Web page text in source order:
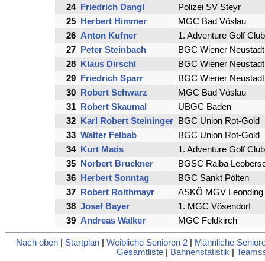
24
Friedrich Dangl
Polizei SV Steyr
25
Herbert Himmer
MGC Bad Vöslau
26 Anton Kufner
1. Adventure Golf
27
Peter Steinbach
BGC Wiener Neustadt
28
Klaus Dirschl
BGC Wiener Neustadt
29
Friedrich Sparr
BGC Wiener Neustadt
30
Robert Schwarz
MGC Bad Vöslau
31
Robert Skaumal
UBGC Baden
32
Karl Robert Steininger
BGC Union Rot-Gold
33 Walter Felbab
BGC Union Rot-Gold
34
Kurt Matis
1. Adventure Golf
35
Norbert Bruckner
BGSC Raiba
36
Herbert Sonntag
BGC Sankt Pölten
37
Robert Roithmayr
ASKÖ MGV Leonding
38 Josef Bayer
1. MGC Vösendorf
39 Andreas Walker MGC Feldkirch
Nach oben Startplan Weibliche Senioren 2
Männliche
Gesamtliste| Bahnenstatistik